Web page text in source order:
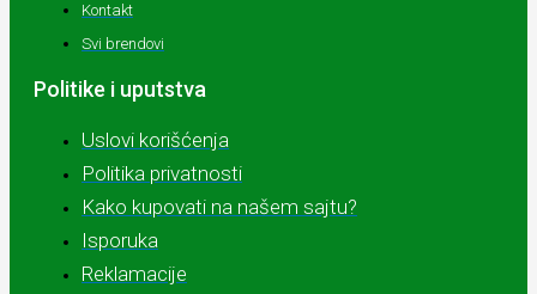
Kontakt
Svi brendovi
Politike i uputstva
Uslovi korišćenja
Politika privatnosti
Kako kupovati na našem sajtu?
Isporuka
Reklamacije